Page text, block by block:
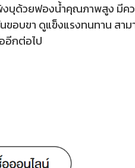
งบุด้วยฟองน้ำคุณภาพสูง มี
บขา ดูแข็งแรงทนทาน สาม
อีกต่อไป